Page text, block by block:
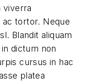
viverra
ac tortor. Neque
Blandit aliquam
dictum non
cursus in hac
platea